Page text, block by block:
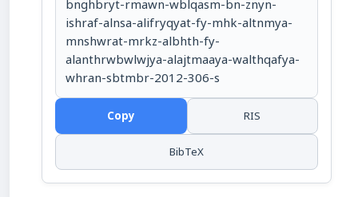
bnghbryt-rmawn-wblqasm-bn-znyn-
ishraf-alnsa-alifryqyat-fy-mhk-altnmya-
mnshwrat-mrkz-albhth-fy-
alanthrwbwlwjya-alajtmaaya-walthqafya-
whran-sbtmbr-2012-306-s
Copy
RIS
BibTeX